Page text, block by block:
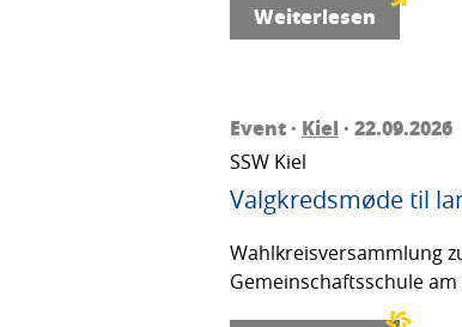
Weiterlesen
Event · Kiel · 22.09.2026
SSW Kiel
Valgkredsmøde til
Wahlkreisversammlung
Gemeinschaftsschule